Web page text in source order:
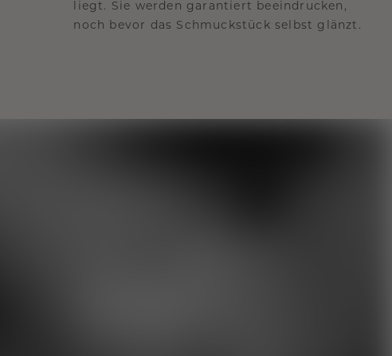
liegt. Sie werden garantiert beeindrucken,
noch bevor das Schmuckstück selbst glänzt.